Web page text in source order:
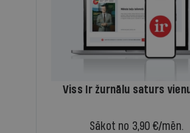
Viss Ir žurnālu saturs
Sākot no 3,90 €/mēn.